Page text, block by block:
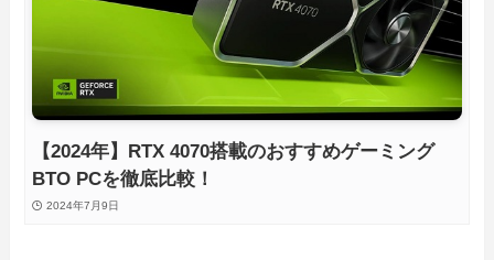
【2024年】RTX 4070搭載のおすすめゲーミング
BTO PCを徹底比較！
2024年7月9日